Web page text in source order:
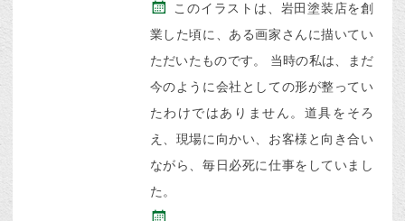
このイラストは、岩田塗装店を創
業した頃に、ある画家さんに描いてい
ただいたものです。 当時の私は、まだ
今のように会社としての形が整ってい
たわけではありません。道具をそろ
え、現場に向かい、お客様と向き合い
ながら、毎日必死に仕事をしていまし
た。